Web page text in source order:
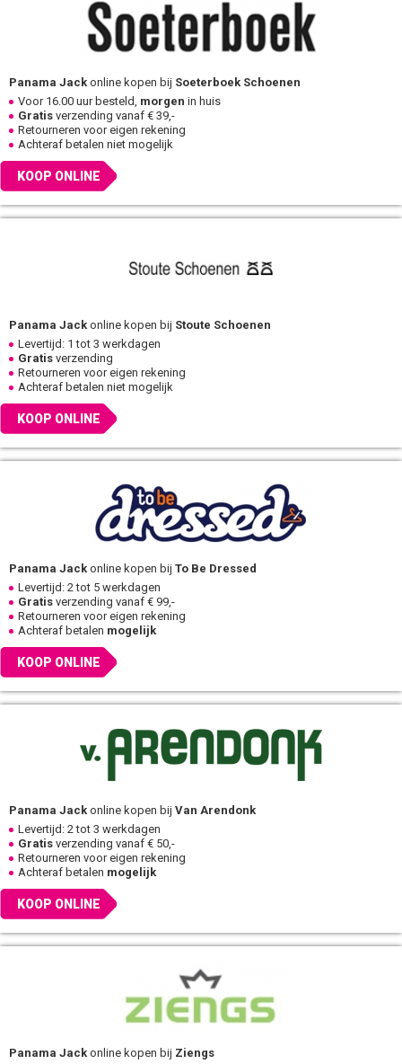
Panama Jack online kopen bij Soeterboek Schoenen
Voor 16.00 uur besteld, morgen in huis
Gratis verzending vanaf € 39,-
Retourneren voor eigen rekening
Achteraf betalen niet mogelijk
KOOP ONLINE
Panama Jack online kopen bij Stoute Schoenen
Levertijd: 1 tot 3 werkdagen
Gratis verzending
Retourneren voor eigen rekening
Achteraf betalen niet mogelijk
KOOP ONLINE
Panama Jack online kopen bij To Be Dressed
Levertijd: 2 tot 5 werkdagen
Gratis verzending vanaf € 99,-
Retourneren voor eigen rekening
Achteraf betalen mogelijk
KOOP ONLINE
Panama Jack online kopen bij Van Arendonk
Levertijd: 2 tot 3 werkdagen
Gratis verzending vanaf € 50,-
Retourneren voor eigen rekening
Achteraf betalen mogelijk
KOOP ONLINE
Panama Jack online kopen bij Ziengs